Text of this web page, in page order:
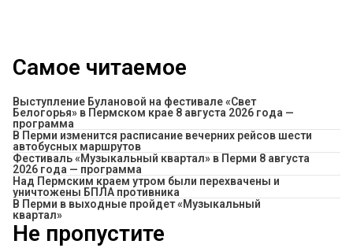
Самое читаемое
Выступление Булановой на фестивале «Свет
Белогорья» в Пермском крае 8 августа 2026 года —
программа
​В Перми изменится расписание вечерних рейсов шести
автобусных маршрутов
Фестиваль «Музыкальный квартал» в Перми 8 августа
2026 года — программа
Над Пермским краем утром были перехвачены и
уничтожены БПЛА противника
В Перми в выходные пройдет «Музыкальный
квартал»
Не пропустите